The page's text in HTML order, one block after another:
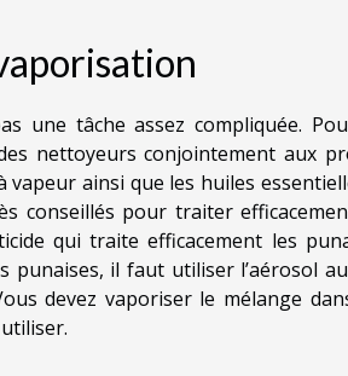
une tâche assez compliquée.
nettoyeurs conjointement aux
vapeur ainsi que les huiles
conseillés pour traiter
qui traite efficacement les
punaises, il faut utiliser l’aérosol
devez vaporiser le mélange